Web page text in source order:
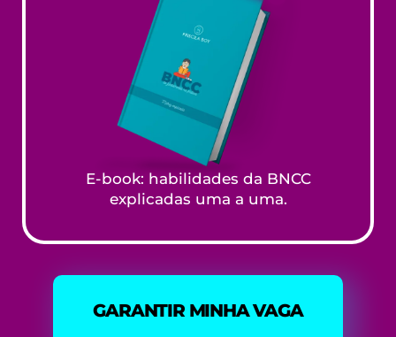
E-book: habilidades da BNCC
explicadas uma a uma.
GARANTIR MINHA VAGA